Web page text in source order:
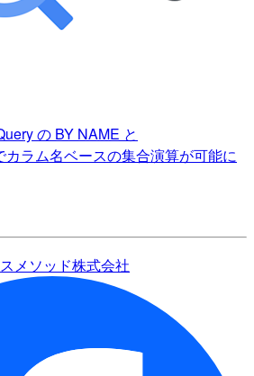
の BY NAME と
ラム名ベースの集合演算が可能に
メソッド株式会社